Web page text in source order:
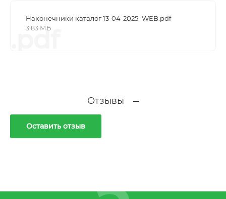
Наконечники каталог 13-04-2025_WEB.pdf
3.83 МБ
.pdf
Отзывы
Оставить отзыв